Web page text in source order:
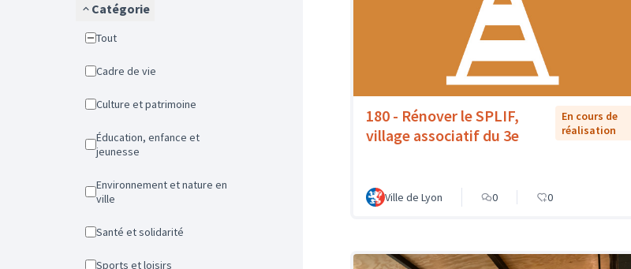
Catégorie
Tout
Cadre de vie
Culture et patrimoine
Éducation, enfance et
jeunesse
Environnement et nature en
ville
Santé et solidarité
Sports et loisirs
180 - Rénover le SPLIF,
village associatif du 3e
En cours de
réalisation
Ville de Lyon 0 0